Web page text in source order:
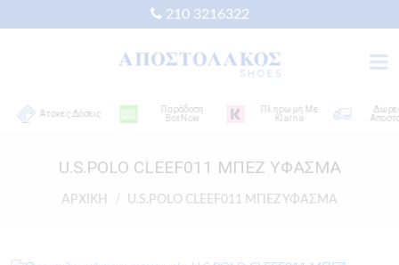
210 3216322
Άτοκες Δόσεις
Παράδοση
BoxNow
Πληρωμή Με
Klarna
Δωρεάν
Αποστολή
U.S.POLO CLEEF011 ΜΠΕΖ ΥΦΑΣΜΑ
ΑΡΧΙΚΗ U.S.POLO CLEEF011 ΜΠΕΖ ΥΦΑΣΜΑ